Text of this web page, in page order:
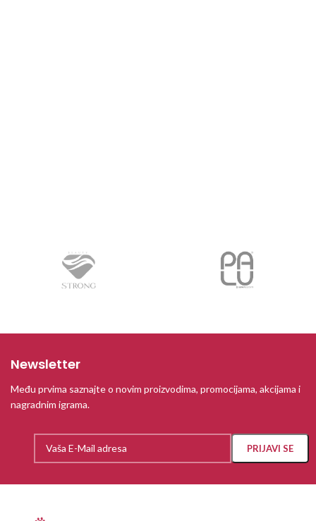
Newsletter
Među prvima saznajte o novim proizvodima, promocijama, akcijama i
nagradnim igrama.